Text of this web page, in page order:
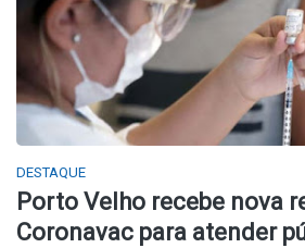
DESTAQUE
Porto Velho recebe nova
Coronavac para atender